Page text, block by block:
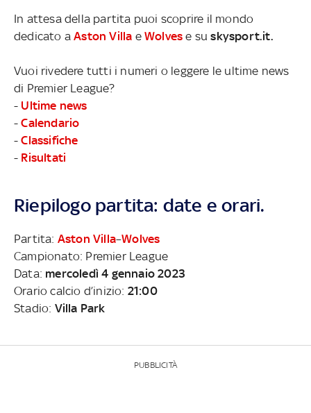
In attesa della partita puoi scoprire il mondo
dedicato aAston Villa eWolves e suskysport.it.
Vuoi rivedere tutti i numeri o leggere le ultime news
di Premier League?
- Ultime news
-Calendario
-Classifiche
- Risultati
Riepilogo partita: date e orari.
Partita: Aston Villa–Wolves
Campionato: Premier League
Data: mercoledì 4 gennaio 2023
Orario calcio d’inizio: 21:00
Stadio: Villa Park
PUBBLICITÀ